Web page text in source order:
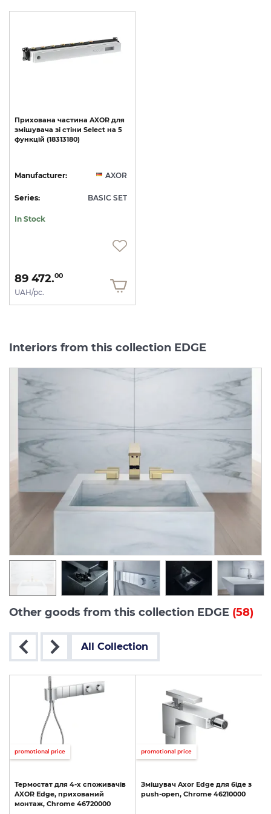
Прихована частина AXOR для
змішувача зі стіни Select на 5
функцій (18313180)
Manufacturer: AXOR
Series: BASIC SET
In Stock
89 472.00
UAH/pc.
Interiors from this collection EDGE
Other goods from this collection EDGE (58)
All Collection
promotional price
Термостат для 4-х споживачів
AXOR Edge, прихований
монтаж, Chrome 46720000
promotional price
Змішувач Axor Edge для біде з
push-open, Chrome 46210000